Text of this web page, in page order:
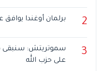
2 برلمان أوغندا
3
سموتريتش: سنبقى
على حزب الله